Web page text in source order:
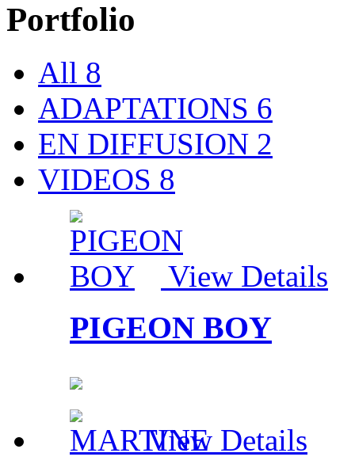
Portfolio
All 8
ADAPTATIONS 6
EN DIFFUSION 2
VIDEOS 8
View Details
PIGEON BOY
View Details